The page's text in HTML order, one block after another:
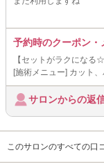
予約時のクーポン・
【セットがラクになる
[施術メニュー] カット
サロンからの返
このサロンのすべての口